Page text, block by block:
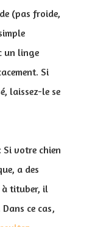
(pas froide,
un linge
Si
laissez-le se
: Si votre chien
a des
à tituber, il
ce cas,